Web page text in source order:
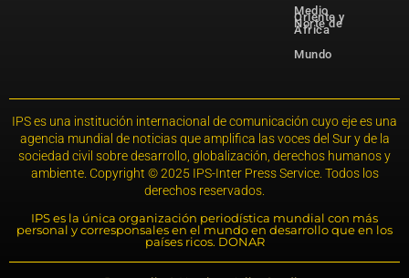
Medio
Oriente y
Norte de
África
Mundo
IPS es una institución internacional de comunicación cuyo eje es una
agencia mundial de noticias que amplifica las voces del Sur y de la
sociedad civil sobre desarrollo, globalización, derechos humanos y
ambiente. Copyright © 2025 IPS-Inter Press Service. Todos los
derechos reservados.
IPS es la única organización periodística mundial con más
personal y corresponsales en el mundo en desarrollo que en los
países ricos. DONAR